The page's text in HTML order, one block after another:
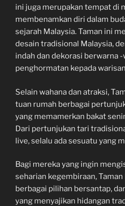
ini juga merupakan tempat di
membenamkan diri dalam
sejarah Malaysia. Taman ini
desain tradisional Malaysia,
indah dan dekorasi berwarna
penghormatan kepada
Selain wahana dan atraksi,
tuan rumah berbagai
yang memamerkan bakat
Dari pertunjukan tari
live, selalu ada sesuatu yang
Bagi mereka yang ingin
seharian kegembiraan,
berbagai pilihan bersantap,
yang menyajikan hidangan